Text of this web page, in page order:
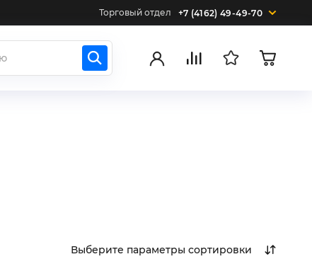
Торговый отдел +7 (4162) 49-49-70
Выберите параметры сортировки